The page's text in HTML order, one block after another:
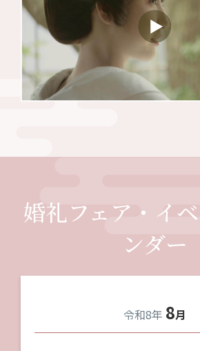
婚礼フェア・イ
ンダー
令和8年 8月